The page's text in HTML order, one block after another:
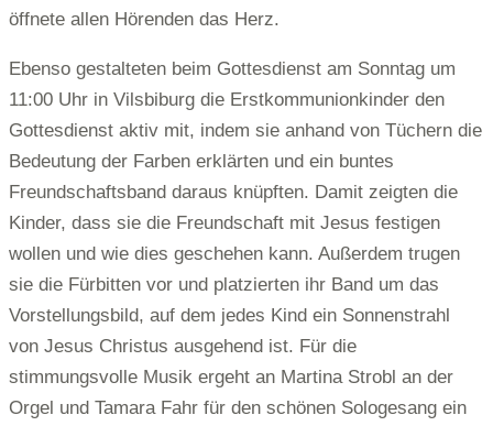
öffnete allen Hörenden das Herz.
Ebenso gestalteten beim Gottesdienst am Sonntag um
11:00 Uhr in Vilsbiburg die Erstkommunionkinder den
Gottesdienst aktiv mit, indem sie anhand von Tüchern die
Bedeutung der Farben erklärten und ein buntes
Freundschaftsband daraus knüpften. Damit zeigten die
Kinder, dass sie die Freundschaft mit Jesus festigen
wollen und wie dies geschehen kann. Außerdem trugen
sie die Fürbitten vor und platzierten ihr Band um das
Vorstellungsbild, auf dem jedes Kind ein Sonnenstrahl
von Jesus Christus ausgehend ist. Für die
stimmungsvolle Musik ergeht an Martina Strobl an der
Orgel und Tamara Fahr für den schönen Sologesang ein